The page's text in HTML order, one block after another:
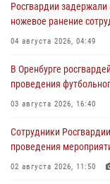
Росгвардии задержали
ножевое ранение
04 августа 2026, 04:49
В Оренбурге
проведения
03 августа 2026, 16:40
Сотрудники
проведения
02 августа 2026, 11:50